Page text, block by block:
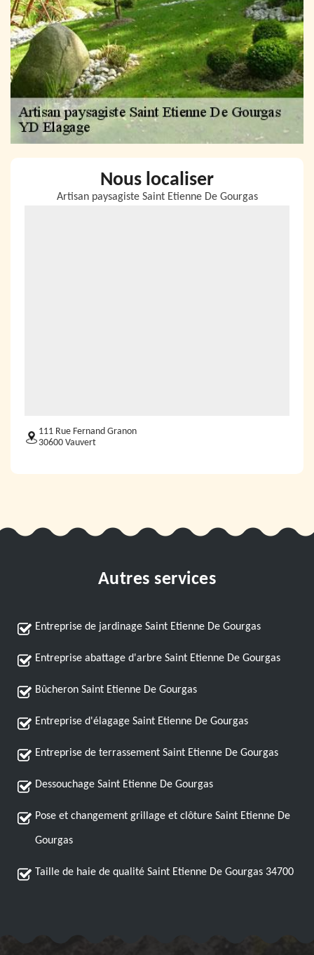
Nous localiser
Artisan paysagiste Saint Etienne De Gourgas
111 Rue Fernand Granon
30600 Vauvert
Autres services
Entreprise de jardinage Saint Etienne De Gourgas
Entreprise abattage d'arbre Saint Etienne De Gourgas
Bûcheron Saint Etienne De Gourgas
Entreprise d'élagage Saint Etienne De Gourgas
Entreprise de terrassement Saint Etienne De Gourgas
Dessouchage Saint Etienne De Gourgas
Pose et changement grillage et clôture Saint Etienne De
Gourgas
Taille de haie de qualité Saint Etienne De Gourgas 34700